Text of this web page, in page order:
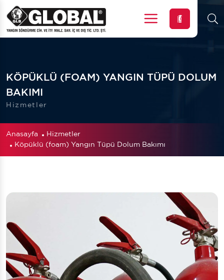
Menu
KÖPÜKLÜ (FOAM) YANGIN TÜPÜ DOLUM
BAKIMI
Hizmetler
Anasayfa
Hizmetler
Köpüklü (foam) Yangın Tüpü Dolum Bakımı